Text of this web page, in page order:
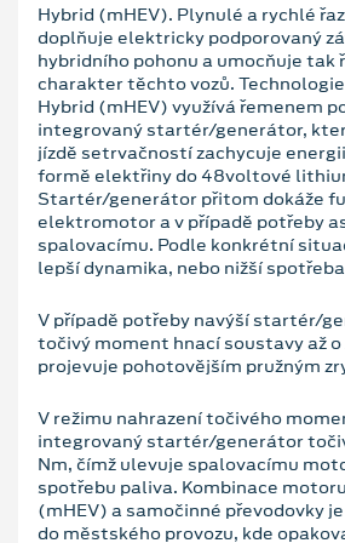
Hybrid (mHEV). Plynulé a rychlé
doplňuje elektricky podporovaný
hybridního pohonu a umocňuje
charakter těchto vozů.
Hybrid (mHEV) využívá řemenem
integrovaný startér/generátor,
jízdě setrvačností zachycuje
formě elektřiny do 48voltové
Startér/generátor přitom dokáže
elektromotor a v případě potřeby
spalovacímu. Podle konkrétní
lepší dynamika, nebo nižší
V případě potřeby navýší startér/
točivý moment hnací soustavy až o
projevuje pohotovějším pružným
V režimu nahrazení točivého
integrovaný startér/generátor
Nm, čímž ulevuje spalovacímu
spotřebu paliva. Kombinace
(mHEV) a samočinné převodovky
do městského provozu, kde